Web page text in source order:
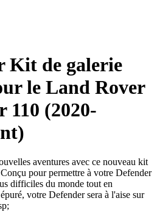
Kit de galerie
le Land Rover
110 (2020-
aventures avec ce nouveau kit
pour permettre à votre Defender
difficiles du monde tout en
votre Defender sera à l'aise sur